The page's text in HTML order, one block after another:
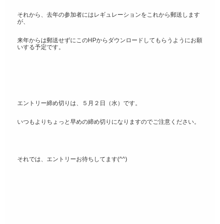
それから、去年の参加者にはレギュレーションをこれから郵送します
が、
来年からは郵送せずにこのHPからダウンロードしてもらうようにお願
いする予定です。
エントリー締め切りは、５月２日（水）です。
いつもよりちょっと早めの締め切りになりますのでご注意ください。
それでは、エントリーお待ちしてます(^^)